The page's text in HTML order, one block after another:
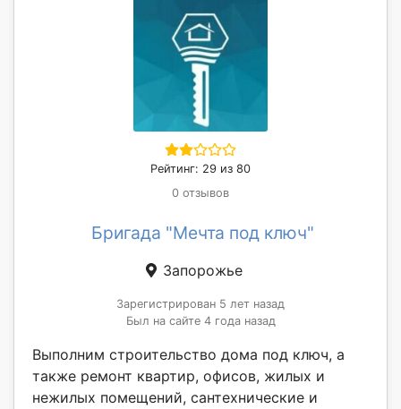
Рейтинг: 29 из 80
0 отзывов
Бригада "Мечта под ключ"
Запорожье
Зарегистрирован 5 лет назад
Был на сайте 4 года назад
Выполним строительство дома под ключ, а
также ремонт квартир, офисов, жилых и
нежилых помещений, сантехнические и